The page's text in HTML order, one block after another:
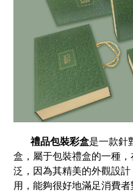
禮品包裝彩盒是一款針
盒，屬于包裝禮盒的一種
泛，因為其精美的外觀設
用，能夠很好地滿足消費